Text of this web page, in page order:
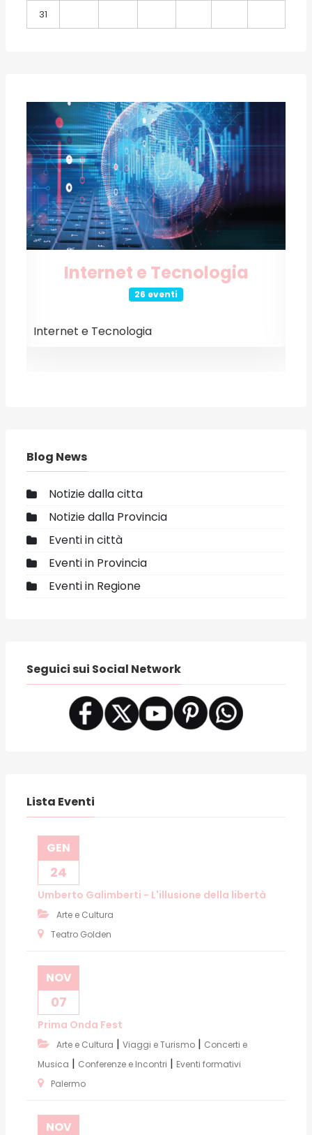
31
Internet e Tecnologia
26 eventi
Internet e Tecnologia
Blog News
Notizie dalla citta
Notizie dalla Provincia
Eventi in città
Eventi in Provincia
Eventi in Regione
Seguici sui Social Network
Lista Eventi
GEN
24
Umberto Galimberti - L'illusione della libertà
Arte e Cultura
Teatro Golden
NOV
07
Prima Onda Fest
Arte e Cultura | Viaggi e Turismo | Concerti e
Musica | Conferenze e Incontri | Eventi formativi
Palermo
NOV